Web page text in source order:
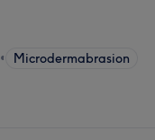
• Microdermabrasion